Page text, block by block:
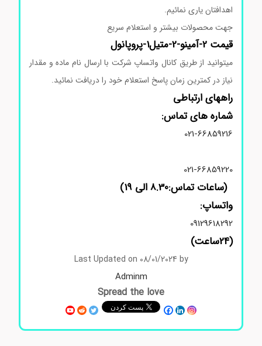
اهدافتان یاری نمائیم.
جهت محصولات بیشتر و استعلام سریع
قیمت 2-آمینو-2-متیل1-پروپانول
میتوانید از طریق کانال واتساپ شرکت با ارسال نام ماده و مقدار
نیاز در کمترین زمان پاسخ استعلام خود را دریافت نمائید.
راههای ارتباطی
شماره های تماس:
021-66859216
021-66859220
(ساعات تماس:8.30 الی 19)
واتساپ:
09129618292
Last Updated on 08/01/2024 by
Adminm
Spread the love